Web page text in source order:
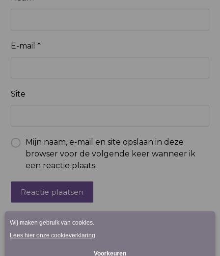
E-mail*
Site
Mijn naam, e-mail en site opslaan in deze
browser voor de volgende keer wanneer ik
een reactie plaats.
Reactie plaatsen